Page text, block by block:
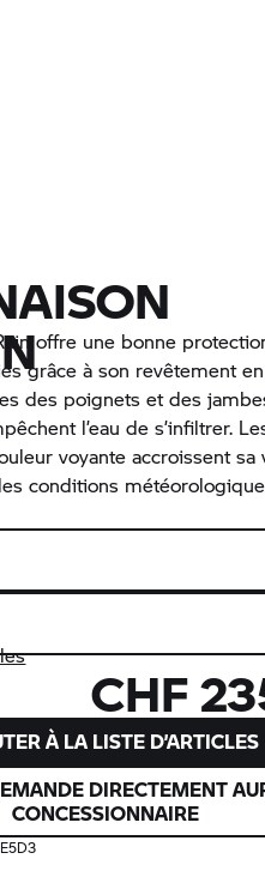
offre une bonne
grâce à son revêtement
des poignets et des
l’eau de s’infiltrer.
voyante accroissent sa
conditions
CHF
À LA LISTE D’ARTICLES
DIRECTEMENT
CONCESSIONNAIRE